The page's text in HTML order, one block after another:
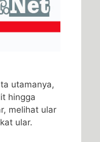
utamanya,
hingga
melihat ular
ular.